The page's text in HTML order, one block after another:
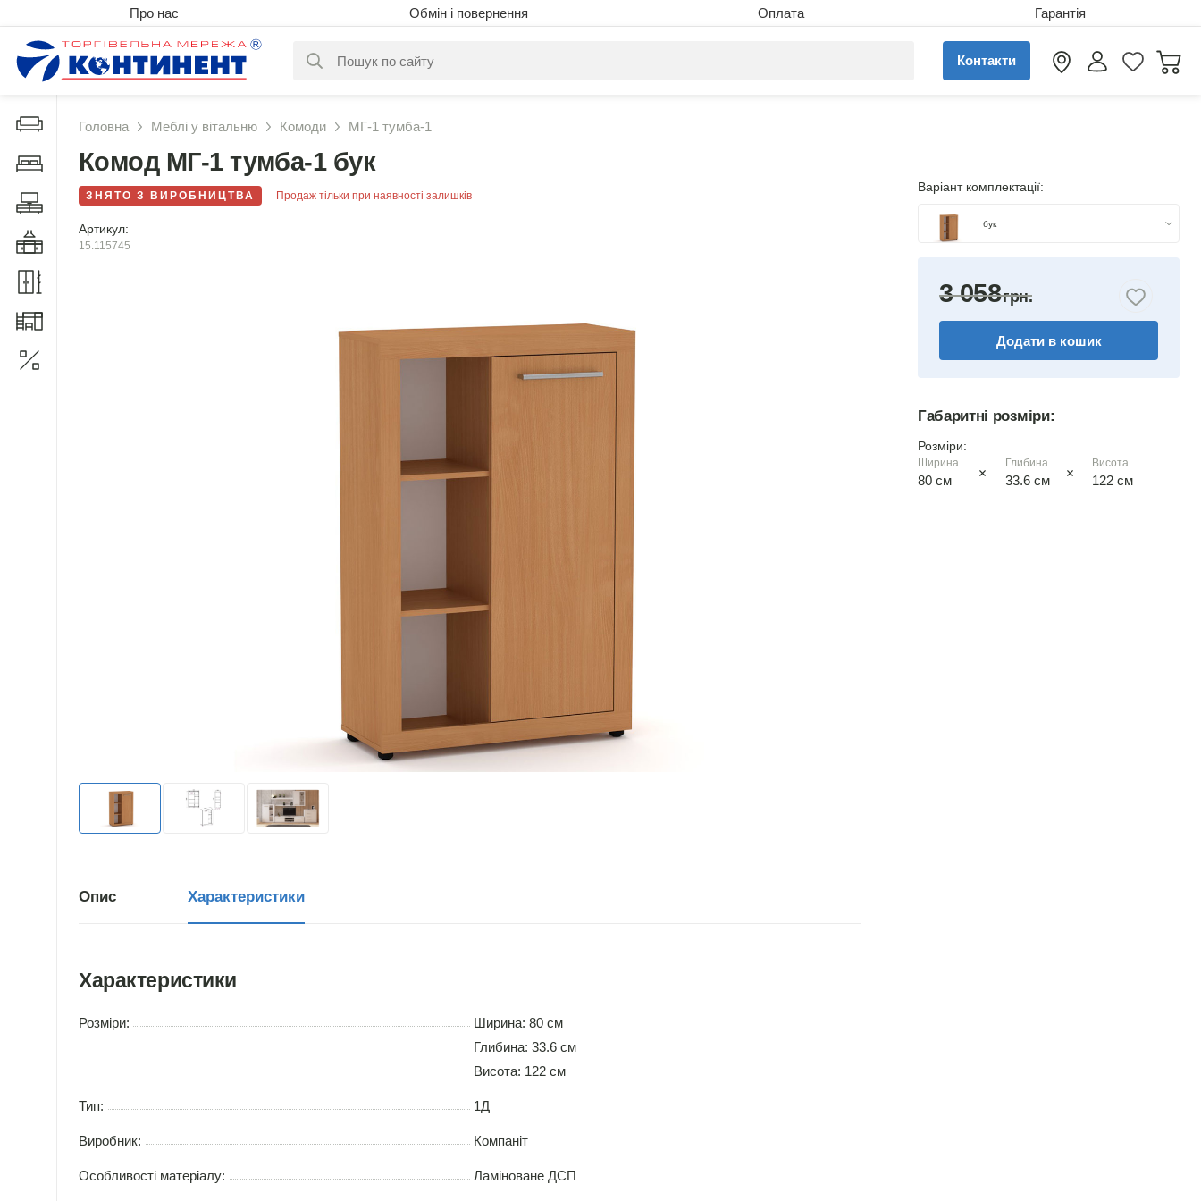
Про нас Обмін і повернення Оплата Гарантія
Контакти
Дивани і крісла
Меблі у спальню
Меблі у вітальню
Меблі у кухню
Головна Меблі у вітальню Комоди МГ-1 тумба-1
Комод МГ-1 тумба-1 бук
ЗНЯТО З ВИРОБНИЦТВА Продаж тільки при наявності залишків
Артикул:
15.115745
Опис Характеристики
Характеристики
Розміри:
Ширина: 80 см
Глибина: 33.6 см
Висота: 122 см
Тип: 1Д
Виробник: Компаніт
Особливості матеріалу: Ламіноване ДСП
Варіант комплектації:
бук
горіх
венге комбіноване
німфея альба
вільха
3 058
Додати в кошик
Габаритні розміри:
Розміри:
Ширина
80 см
Глибина
33.6 см
Висота
122 см